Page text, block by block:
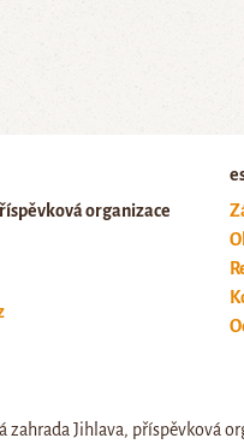
organizace
Jihlava, příspěvková